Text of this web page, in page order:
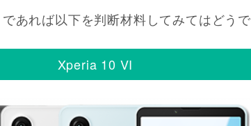
あれば以下を判断材料してみてはどう
Xperia 10 VI